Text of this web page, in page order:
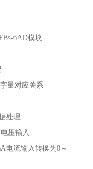
6AD模块
量对应关系
处理
压输入
电流输入转换为0～